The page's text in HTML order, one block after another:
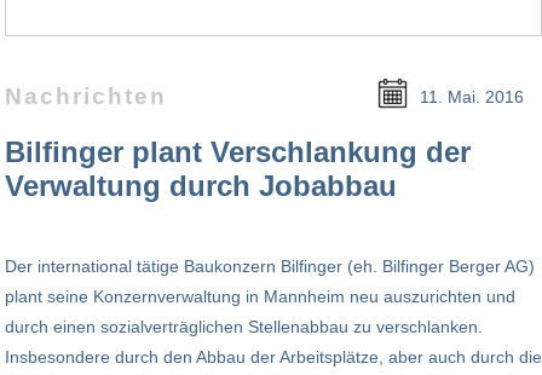
Nachrichten 11. Mai. 2016
Bilfinger plant Verschlankung der
Verwaltung durch Jobabbau
Der international tätige Baukonzern Bilfinger (eh. Bilfinger Berger AG)
plant seine Konzernverwaltung in Mannheim neu auszurichten und
durch einen sozialverträglichen Stellenabbau zu verschlanken.
Insbesondere durch den Abbau der Arbeitsplätze, aber auch durch die